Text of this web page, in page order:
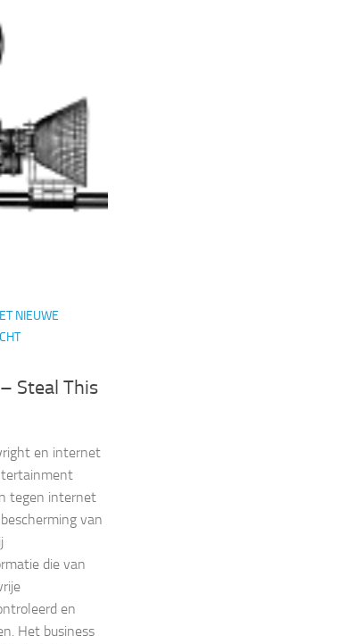
NIEUWE
Steal This
en internet
tegen internet
van
die van
en
Het business